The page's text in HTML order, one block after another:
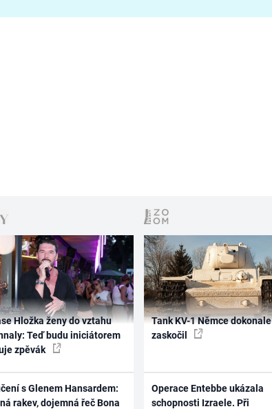
Hložka ženy do vztahu
Teď budu iniciátorem
zpěvák
s Glenem Hansardem:
rakev, dojemná řeč Bona
Tank KV-1 Němce dokonale
zaskočil
Operace Entebbe ukázala
schopnosti Izraele. Při